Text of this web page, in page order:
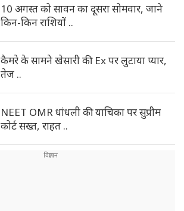
10 अगस्त को सावन का दूसरा सोमवार, जाने
किन-किन राशियों ..
कैमरे के सामने खेसारी की Ex पर लुटाया प्यार,
तेज ..
NEET OMR धांधली की याचिका पर सुप्रीम
कोर्ट सख्त, राहत ..